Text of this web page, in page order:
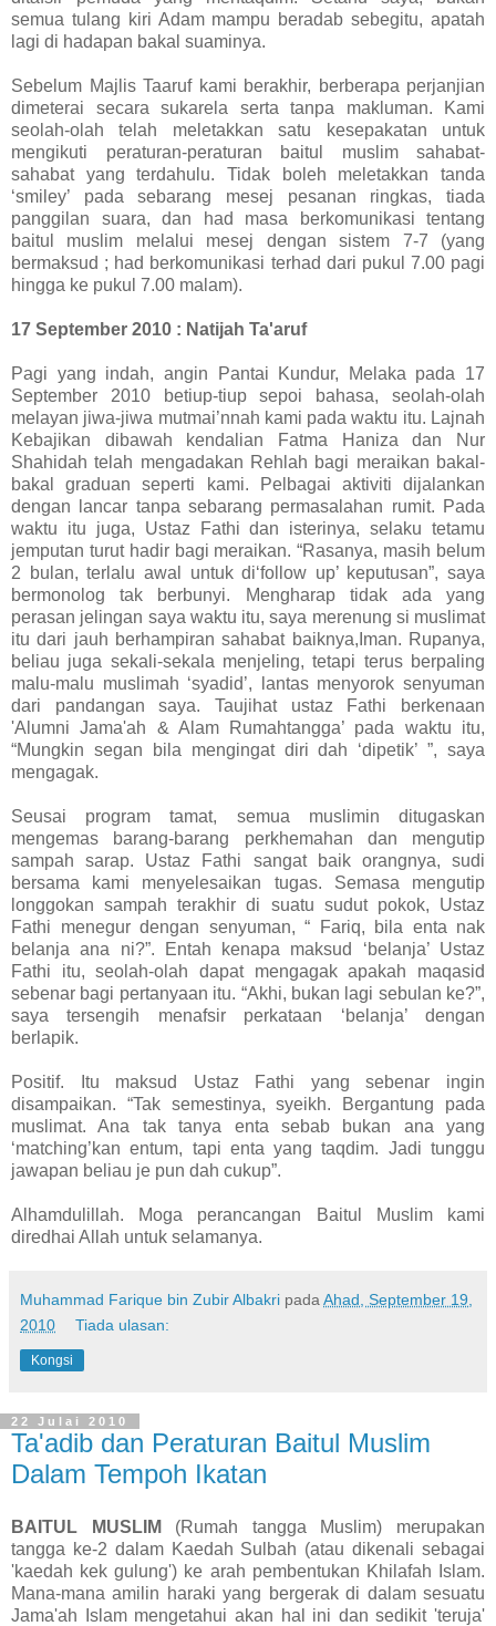
semua tulang kiri Adam mampu beradab sebegitu, apatah
lagi di hadapan bakal suaminya.
Sebelum Majlis Taaruf kami berakhir, berberapa perjanjian
dimeterai secara sukarela serta tanpa makluman. Kami
seolah-olah telah meletakkan satu kesepakatan untuk
mengikuti peraturan-peraturan baitul muslim sahabat-
sahabat yang terdahulu. Tidak boleh meletakkan tanda
‘smiley’ pada sebarang mesej pesanan ringkas, tiada
panggilan suara, dan had masa berkomunikasi tentang
baitul muslim melalui mesej dengan sistem 7-7 (yang
bermaksud ; had berkomunikasi terhad dari pukul 7.00 pagi
hingga ke pukul 7.00 malam).
17 September 2010 : Natijah Ta'aruf
Pagi yang indah, angin Pantai Kundur, Melaka pada 17
September 2010 betiup-tiup sepoi bahasa, seolah-olah
melayan jiwa-jiwa mutmai’nnah kami pada waktu itu. Lajnah
Kebajikan dibawah kendalian Fatma Haniza dan Nur
Shahidah telah mengadakan Rehlah bagi meraikan bakal-
bakal graduan seperti kami. Pelbagai aktiviti dijalankan
dengan lancar tanpa sebarang permasalahan rumit. Pada
waktu itu juga, Ustaz Fathi dan isterinya, selaku tetamu
jemputan turut hadir bagi meraikan. “Rasanya, masih belum
2 bulan, terlalu awal untuk di‘follow up’ keputusan”, saya
bermonolog tak berbunyi. Mengharap tidak ada yang
perasan jelingan saya waktu itu, saya merenung si muslimat
itu dari jauh berhampiran sahabat baiknya,Iman. Rupanya,
beliau juga sekali-sekala menjeling, tetapi terus berpaling
malu-malu muslimah ‘syadid’, lantas menyorok senyuman
dari pandangan saya. Taujihat ustaz Fathi berkenaan
'Alumni Jama'ah & Alam Rumahtangga’ pada waktu itu,
“Mungkin segan bila mengingat diri dah ‘dipetik’ ”, saya
mengagak.
Seusai program tamat, semua muslimin ditugaskan
mengemas barang-barang perkhemahan dan mengutip
sampah sarap. Ustaz Fathi sangat baik orangnya, sudi
bersama kami menyelesaikan tugas. Semasa mengutip
longgokan sampah terakhir di suatu sudut pokok, Ustaz
Fathi menegur dengan senyuman, “ Fariq, bila enta nak
belanja ana ni?”. Entah kenapa maksud ‘belanja’ Ustaz
Fathi itu, seolah-olah dapat mengagak apakah maqasid
sebenar bagi pertanyaan itu. “Akhi, bukan lagi sebulan ke?”,
saya tersengih menafsir perkataan ‘belanja’ dengan
berlapik.
Positif. Itu maksud Ustaz Fathi yang sebenar ingin
disampaikan. “Tak semestinya, syeikh. Bergantung pada
muslimat. Ana tak tanya enta sebab bukan ana yang
‘matching’kan entum, tapi enta yang taqdim. Jadi tunggu
jawapan beliau je pun dah cukup”.
Alhamdulillah. Moga perancangan Baitul Muslim kami
diredhai Allah untuk selamanya.
Muhammad Farique bin Zubir Albakri padaAhad, September 19,
2010
Tiada ulasan:
Kongsi
22 Julai 2010
Ta'adib dan Peraturan Baitul Muslim
Dalam Tempoh Ikatan
BAITUL MUSLIM (Rumah tangga Muslim) merupakan
tangga ke-2 dalam Kaedah Sulbah (atau dikenali sebagai
'kaedah kek gulung') ke arah pembentukan Khilafah Islam.
Mana-mana amilin haraki yang bergerak di dalam sesuatu
Jama'ah Islam mengetahui akan hal ini dan sedikit 'teruja'